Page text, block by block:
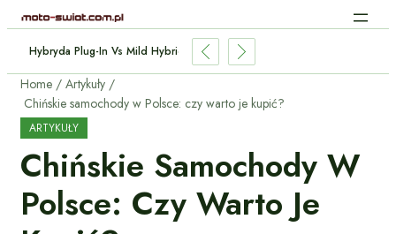
Aut Elektrycznych: Jak Działa Bez Kabli?
Home
Artykuły
Chińskie samochody w Polsce: czy warto je kupić?
ARTYKUŁY
Chińskie Samochody W
Polsce: Czy Warto Je